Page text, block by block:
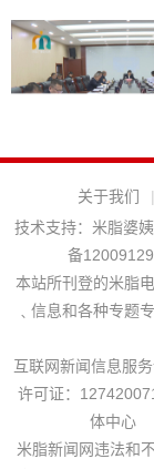
关于我们 |
技术支持： 米脂婆
备
本站所刊登的米脂
﹑信息和各种专题
互联网新闻信息服
许可证：
体中心
米脂新闻网违法和